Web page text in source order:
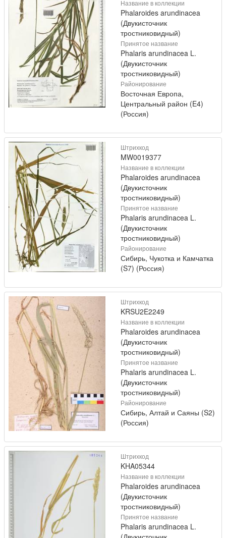
Название в коллекции
Phalaroides arundinacea
(Двукисточник
тростниковидный)
Принятое название
Phalaris arundinacea L.
(Двукисточник
тростниковидный)
Районирование
Восточная Европа,
Центральный район (E4)
(Россия)
Штрихкод
MW0019377
Название в коллекции
Phalaroides arundinacea
(Двукисточник
тростниковидный)
Принятое название
Phalaris arundinacea L.
(Двукисточник
тростниковидный)
Районирование
Сибирь, Чукотка и Камчатка
(S7) (Россия)
Штрихкод
KRSU2E2249
Название в коллекции
Phalaroides arundinacea
(Двукисточник
тростниковидный)
Принятое название
Phalaris arundinacea L.
(Двукисточник
тростниковидный)
Районирование
Сибирь, Алтай и Саяны (S2)
(Россия)
Штрихкод
KHA05344
Название в коллекции
Phalaroides arundinacea
(Двукисточник
тростниковидный)
Принятое название
Phalaris arundinacea L.